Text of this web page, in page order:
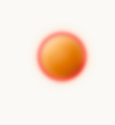
springen